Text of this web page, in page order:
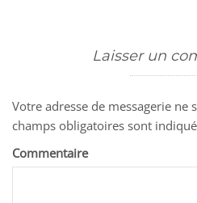
Laisser un
Votre adresse de messagerie ne
champs obligatoires sont
Commentaire